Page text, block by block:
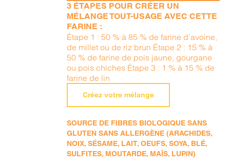
3 ÉTAPES POUR CRÉER UN
MÉLANGE TOUT-USAGE AVEC CETTE
FARINE :
Étape 1 : 50 % à 85 % de farine d’avoine,
de millet ou de riz brun Étape 2 : 15 % à
50 % de farine de pois jaune, gourgane
ou pois chiches Étape 3 : 1 % à 15 % de
farine de lin
Créez votre mélange
SOURCE DE FIBRES BIOLOGIQUE SANS
GLUTEN SANS ALLERGÈNE (ARACHIDES,
NOIX, SÉSAME, LAIT, OEUFS, SOYA, BLÉ,
SULFITES, MOUTARDE, MAÏS, LUPIN)